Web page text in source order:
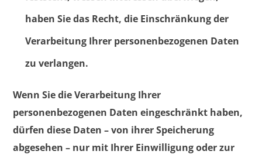
haben Sie das Recht, die Einschränkung der
Verarbeitung Ihrer personenbezogenen Daten
zu verlangen.
Wenn Sie die Verarbeitung Ihrer
personenbezogenen Daten eingeschränkt haben,
dürfen diese Daten – von ihrer Speicherung
abgesehen – nur mit Ihrer Einwilligung oder zur